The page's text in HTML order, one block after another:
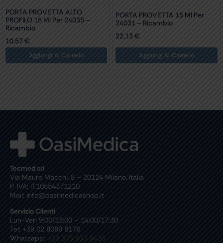
PORTA PROVETTA ALTO
PROFILO 15 Ml Per 24035 –
Ricambio
10,57€
Aggiungi Al Carrello
PORTA PROVETTA 15 Ml Per
24031 – Ricambio
22,13€
Aggiungi Al Carrello
Tecmed srl
Via Mauro Macchi, 8 – 20124 Milano, Italia
P. IVA: IT10554371210
Mail: info@oasimedicashop.it
Servizio Clienti
Lun-Ven 9:00/13:00 – 14:00/17:30
Tel: +39 02 8089 8176
Whatsapp: +39 375 933 8426